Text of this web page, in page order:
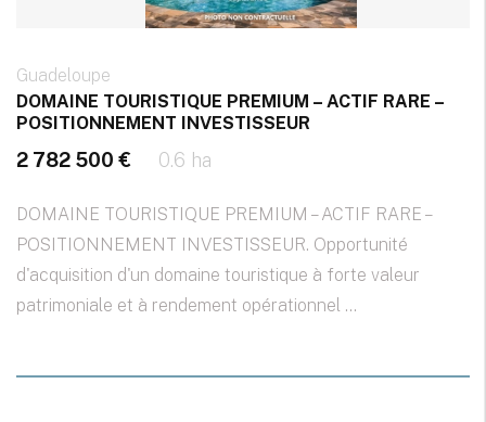
Guadeloupe
DOMAINE TOURISTIQUE PREMIUM – ACTIF RARE –
POSITIONNEMENT INVESTISSEUR
2 782 500 € 0.6 ha
DOMAINE TOURISTIQUE PREMIUM – ACTIF RARE –
POSITIONNEMENT INVESTISSEUR. Opportunité
d'acquisition d'un domaine touristique à forte valeur
patrimoniale et à rendement opérationnel ...